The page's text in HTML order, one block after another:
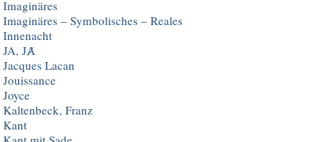
Imaginäres
Imaginäres – Symbolisches – Reales
Innenacht
JA, JȺ
Jacques Lacan
Jouissance
Joyce
Kaltenbeck, Franz
Kant